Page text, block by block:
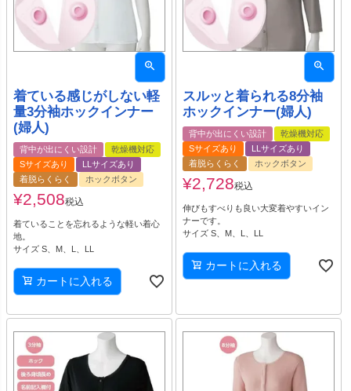
着ている感じがしない軽
量3分袖ホックインナー
(婦人)
背中が出にくい設計
乾燥機対応
Sサイズあり
LLサイズあり
着脱らくらく
ホックボタン
¥2,508税込
着ていることを忘れるような軽い着心
地。
サイズ S、M、L、LL
カートに入れる
スルッと着られる8分袖
ホックインナー(婦人)
背中が出にくい設計
乾燥機対応
Sサイズあり
LLサイズあり
着脱らくらく
ホックボタン
¥2,728税込
伸びもすべりも良い大変着やすいイン
ナーです。
サイズ S、M、L、LL
カートに入れる